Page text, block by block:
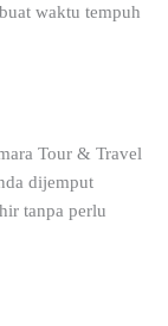
waktu tempuh
Tour & Travel
dijemput
tanpa perlu